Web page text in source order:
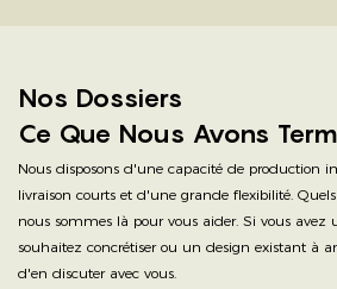
Nos Dossiers
Ce Que Nous Avons
Nous disposons d'une capacité de production
livraison courts et d'une grande flexibilité.
nous sommes là pour vous aider. Si vous avez
souhaitez concrétiser ou un design existant à
d'en discuter avec vous.